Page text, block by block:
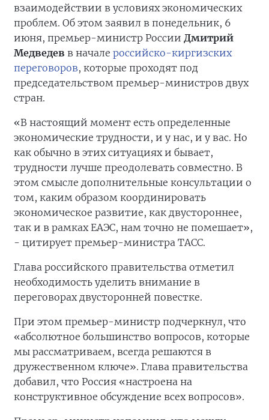
взаимодействии в условиях экономических
проблем. Об этом заявил в понедельник, 6
июня, премьер-министр России Дмитрий
Медведев в начале российско-киргизских
переговоров, которые проходят под
председательством премьер-министров двух
стран.
«В настоящий момент есть определенные
экономические трудности, и у нас, и у вас. Но
как обычно в этих ситуациях и бывает,
трудности лучше преодолевать совместно. В
этом смысле дополнительные консультации о
том, каким образом координировать
экономическое развитие, как двустороннее,
так и в рамках ЕАЭС, нам точно не помешает»,
- цитирует премьер-министра ТАСС.
Глава российского правительства отметил
необходимость уделить внимание в
переговорах двусторонней повестке.
При этом премьер-министр подчеркнул, что
«абсолютное большинство вопросов, которые
мы рассматриваем, всегда решаются в
дружественном ключе». Глава правительства
добавил, что Россия «настроена на
конструктивное обсуждение всех вопросов».